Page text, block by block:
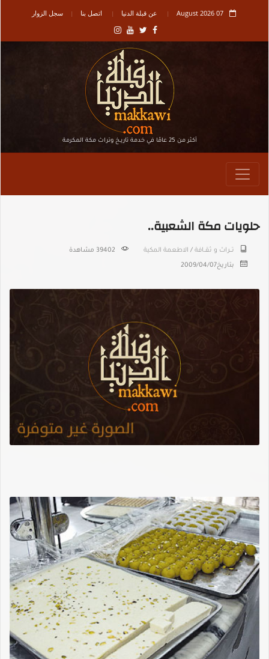
07 August 2026 عن قبلة الدنيا اتصل بنا سجل الزوار
أكثر من 25 عامًا في خدمة تاريـخ وتراث مكة المكرمة
حلويات مكة الشعبية..
تـــراث و ثقــافة / الاطعمة المكية 39402 مشاهدة
بتاريخ2009/04/07